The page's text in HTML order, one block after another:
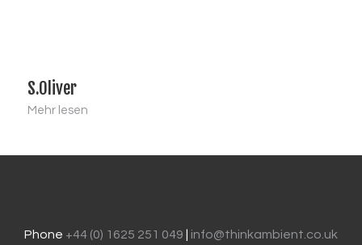
S.Oliver
Mehr lesen
Phone +44 (0) 1625 251 049 info@thinkambient.co.uk